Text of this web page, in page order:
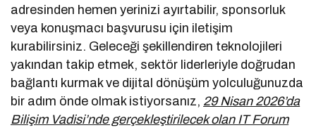
adresinden hemen yerinizi ayırtabilir, sponsorluk
veya konuşmacı başvurusu için iletişim
kurabilirsiniz. Geleceği şekillendiren teknolojileri
yakından takip etmek, sektör liderleriyle doğrudan
bağlantı kurmak ve dijital dönüşüm yolculuğunuzda
bir adım önde olmak istiyorsanız, 29 Nisan 2026’da
Bilişim Vadisi’nde gerçekleştirilecek olan IT Forum